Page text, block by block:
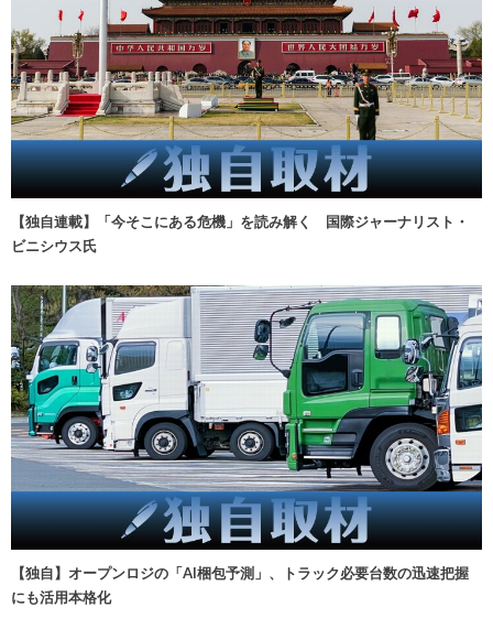
【独自連載】「今そこにある危機」を読み解く 国際ジャーナリスト・
ビニシウス氏
【独自】オープンロジの「AI梱包予測」、トラック必要台数の迅速把握
にも活用本格化